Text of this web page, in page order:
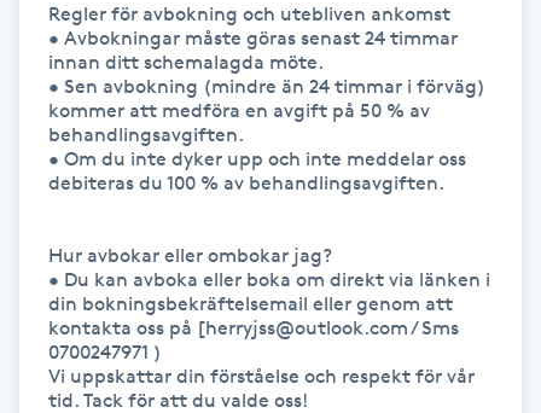
Hårborttagning
Hårbottenbehandling
Hårförlängning
Hälsa
Hälsprickor
Regler för avbokning och utebliven ankomst
• Avbokningar måste göras senast 24 timmar
innan ditt schemalagda möte.
• Sen avbokning (mindre än 24 timmar i förväg)
kommer att medföra en avgift på 50 % av
behandlingsavgiften.
• Om du inte dyker upp och inte meddelar oss
debiteras du 100 % av behandlingsavgiften.
Hur avbokar eller ombokar jag?
• Du kan avboka eller boka om direkt via länken i
din bokningsbekräftelsemail eller genom att
kontakta oss på [herryjss@outlook.com / Sms
0700247971 )
Vi uppskattar din förståelse och respekt för vår
tid. Tack för att du valde oss!